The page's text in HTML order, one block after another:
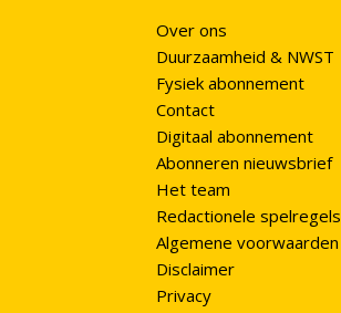
Over ons
Duurzaamheid & NWST
Fysiek abonnement
Contact
Digitaal abonnement
Abonneren nieuwsbrief
Het team
Redactionele spelregels
Algemene voorwaarden
Disclaimer
Privacy